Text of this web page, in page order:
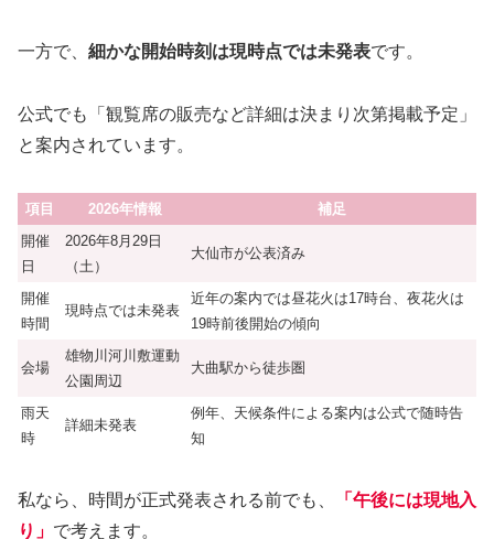
一方で、 細かな開始時刻は現時点では未発表です。
公式でも「観覧席の販売など詳細は決まり次第掲載予定」
と案内されています。
項目 2026年情報
補足
開催
日
2026年8月29日
（土）
大仙市が公表済み
開催
時間
現時点では未発表
近年の案内では昼花火は17時台、夜花火は
19時前後開始の傾向
会場
雄物川河川敷運動
公園周辺
大曲駅から徒歩圏
雨天
時
詳細未発表
例年、天候条件による案内は公式で随時告
知
私なら、時間が正式発表される前でも、
「午後には現地入
り」 で考えます。